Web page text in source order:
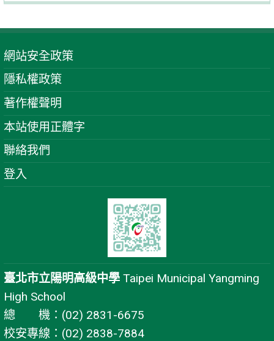
網站安全政策
隱私權政策
著作權聲明
本站使用正體字
聯絡我們
登入
臺北市立陽明高級中學 Taipei Municipal Yangming
High School
總 機：(02) 2831-6675
校安專線：(02) 2838-7884